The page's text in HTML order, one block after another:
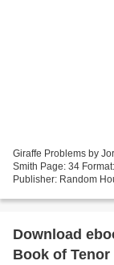
Giraffe Problems by
Smith Page: 34
Publisher: Random
Download
Book of Tenor